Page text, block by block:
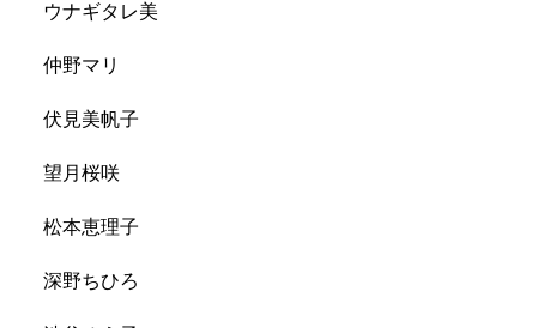
ウナギタレ美
仲野マリ
伏見美帆子
望月桜咲
松本恵理子
深野ちひろ